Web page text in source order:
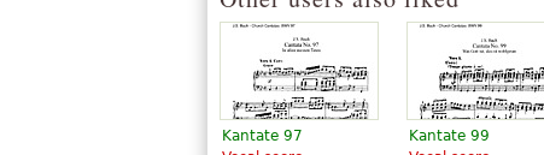
Kantate 97
Kantate 99